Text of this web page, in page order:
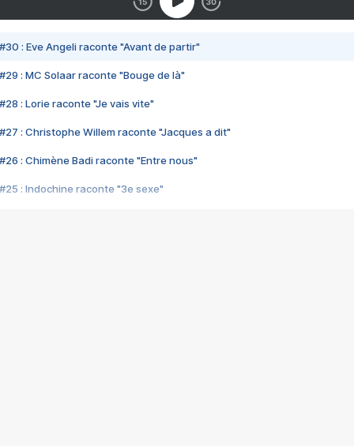
#30 : Eve Angeli raconte "Avant de partir"
#29 : MC Solaar raconte "Bouge de là"
#28 : Lorie raconte "Je vais vite"
#27 : Christophe Willem raconte "Jacques a dit"
#26 : Chimène Badi raconte "Entre nous"
#25 : Indochine raconte "3e sexe"